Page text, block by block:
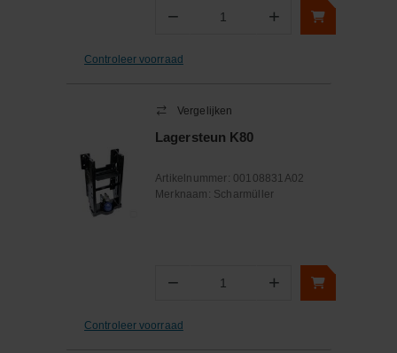
− Aantal +
Controleer voorraad
Vergelijken
Lagersteun K80
Artikelnummer: 00108831A02
Merknaam: Scharmüller
− Aantal +
Controleer voorraad